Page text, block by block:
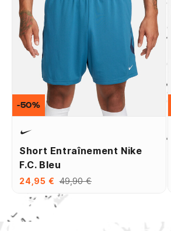
Short Entraînement Nike
F.C. Bleu
24,95 € 49,90 €
-50%